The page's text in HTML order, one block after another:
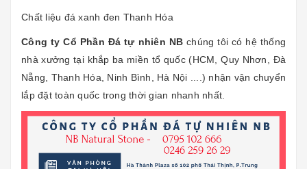
Chất liệu đá xanh đen Thanh Hóa
Công ty Cổ Phần Đá tự nhiên NBchúng tôi có hệ thống
nhà xưởng tại khắp ba miền tổ quốc (HCM, Quy Nhơn, Đà
Nẵng, Thanh Hóa, Ninh Bình, Hà Nội ....) nhận vận chuyển
lắp đặt toàn quốc trong thời gian nhanh nhất.